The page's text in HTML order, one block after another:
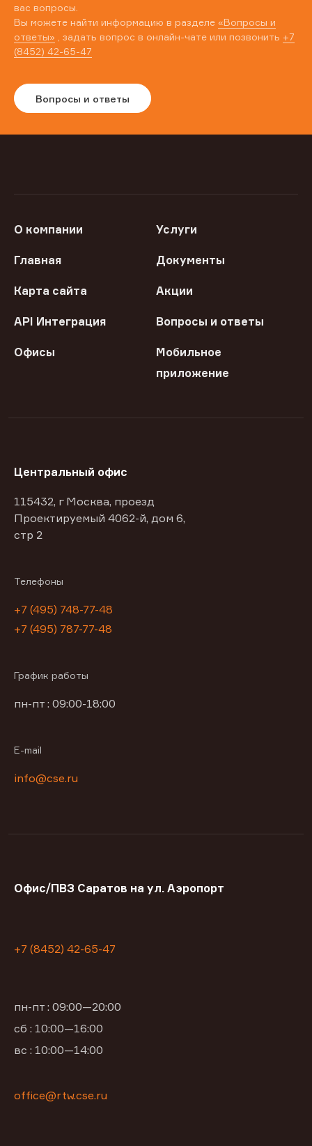
вас вопросы.
Вы можете найти информацию в разделе «Вопросы и
ответы» , задать вопрос в онлайн-чате или позвонить +7
(8452) 42-65-47
Вопросы и ответы
О компании Услуги
Главная Документы
Карта сайта Акции
API Интеграция Вопросы и ответы
Офисы
Мобильное
приложение
Центральный офис
115432, г Москва, проезд
Проектируемый 4062-й, дом 6,
стр 2
Телефоны
+7 (495) 748-77-48
+7 (495) 787-77-48
График работы
пн-пт : 09:00-18:00
E-mail
info@cse.ru
Офис/ПВЗ Саратов на ул. Аэропорт
+7 (8452) 42-65-47
пн-пт : 09:00—20:00
сб : 10:00—16:00
вс : 10:00—14:00
office@rtw.cse.ru